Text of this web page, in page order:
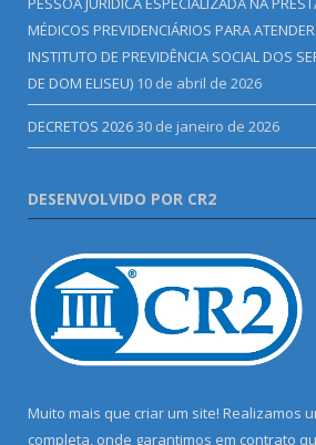
MÉDICOS PREVIDENCIÁRIOS PARA
INSTITUTO DE PREVIDÊNCIA SOCIAL DOS
DE DOM ELISEU) 10 de abril de 2026
DECRETOS 202630 de janeiro de 2026
DESENVOLVIDO POR CR2
Muito mais que criar um site! Realizamos
completa, onde garantimos em contrato